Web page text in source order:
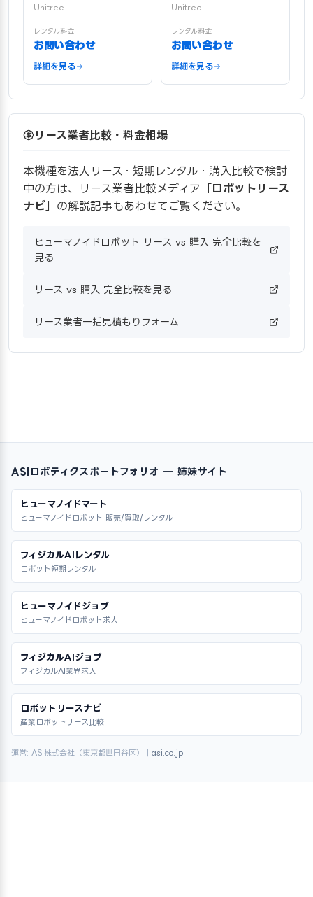
Unitree
レンタル料金
お問い合わせ
詳細を見る
Unitree
レンタル料金
お問い合わせ
詳細を見る
リース業者比較・料金相場
本機種を法人リース・短期レンタル・購入比較で検討
中の方は、リース業者比較メディア「ロボットリース
ナビ 」の解説記事もあわせてご覧ください。
ヒューマノイドロボット リース vs 購入 完全比較を
見る
リース vs 購入 完全比較を見る
リース業者一括見積もりフォーム
ASIロボティクスポートフォリオ — 姉妹サイト
ヒューマノイドマート
ヒューマノイドロボット 販売/買取/レンタル
フィジカルAIレンタル
ロボット短期レンタル
ヒューマノイドジョブ
ヒューマノイドロボット求人
フィジカルAIジョブ
フィジカルAI業界求人
ロボットリースナビ
産業ロボットリース比較
運営: ASI株式会社（東京都世田谷区）｜ asi.co.jp